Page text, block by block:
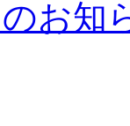
お知